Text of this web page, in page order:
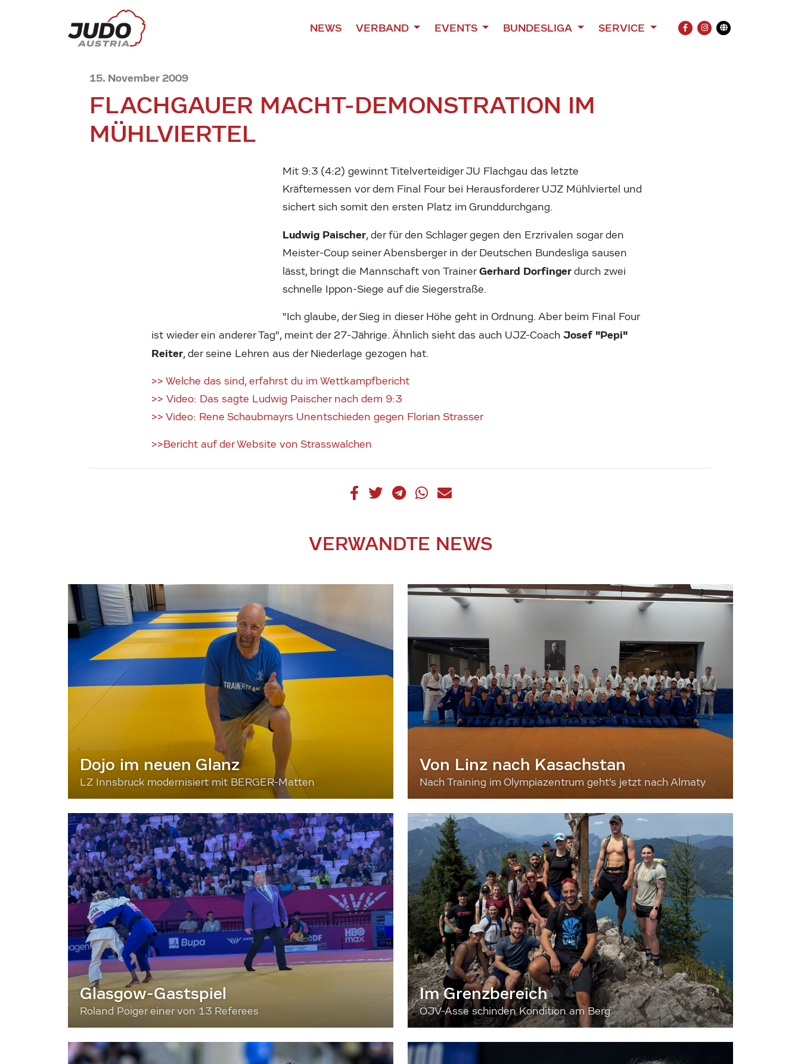
NEWS VERBAND EVENTS BUNDESLIGA SERVICE
FACEBOOK
INSTAGRAM
Übersetzung
15. November 2009
FLACHGAUER MACHT-DEMONSTRATION IM
MÜHLVIERTEL
Mit 9:3 (4:2) gewinnt Titelverteidiger JU Flachgau das letzte
Kräftemessen vor dem Final Four bei Herausforderer UJZ Mühlviertel und
sichert sich somit den ersten Platz im Grunddurchgang.
Ludwig Paischer, der für den Schlager gegen den Erzrivalen sogar den
Meister-Coup seiner Abensberger in der Deutschen Bundesliga sausen
lässt, bringt die Mannschaft von TrainerGerhard Dorfingerdurch zwei
schnelle Ippon-Siege auf die Siegerstraße.
"Ich glaube, der Sieg in dieser Höhe geht in Ordnung. Aber beim Final Four
ist wieder ein anderer Tag", meint der 27-Jährige. Ähnlich sieht das auch UJZ-CoachJosef "Pepi"
Reiter, der seine Lehren aus der Niederlage gezogen hat.
>> Welche das sind, erfahrst du im Wettkampfbericht
>> Video: Das sagte Ludwig Paischer nach dem 9:3
>> Video: Rene Schaubmayrs Unentschieden gegen Florian Strasser
>>Bericht auf der Website von Strasswalchen
VERWANDTE NEWS
Dojo im neuen Glanz
LZ Innsbruck modernisiert mit BERGER-Matten
Von Linz nach Kasachstan
Nach Training im Olympiazentrum geht's jetzt nach Almaty
Glasgow-Gastspiel
Roland Poiger einer von 13 Referees
Im Grenzbereich
ÖJV-Asse schinden Kondition am Berg